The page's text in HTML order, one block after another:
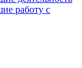
работу с